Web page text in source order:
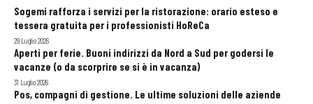
Sogemi rafforza i servizi per la ristorazione: orario esteso e
tessera gratuita per i professionisti HoReCa
29 Luglio 2026
Aperti per ferie. Buoni indirizzi da Nord a Sud per godersi le
vacanze (o da scorprire se si è in vacanza)
31 Luglio 2026
Pos, compagni di gestione. Le ultime soluzioni delle aziende